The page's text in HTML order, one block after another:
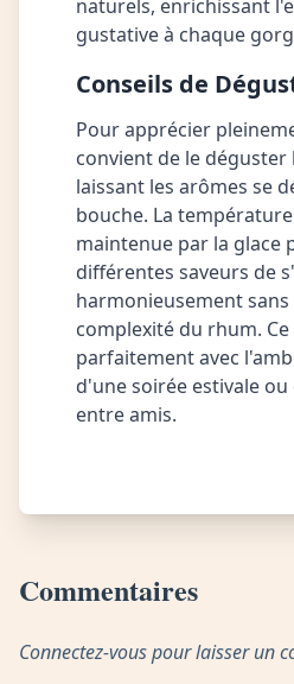
naturels, enrichissant
gustative à chaque
Conseils de
Pour apprécier
convient de le déguster
laissant les arômes se
bouche. La
maintenue par la glace
différentes saveurs de
harmonieusement
complexité du rhum.
parfaitement avec
d'une soirée estivale
entre amis.
Commentaires
Connectez-vous pour laisser un